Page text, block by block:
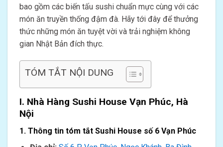
bao gồm các biến tấu sushi chuẩn mực cùng với các
món ăn truyền thống đậm đà. Hãy tới đây để thưởng
thức những món ăn tuyệt vời và trải nghiệm không
gian Nhật Bản đích thực.
TÓM TẮT NỘI DUNG
I. Nhà Hàng Sushi House Vạn Phúc, Hà
Nội
1. Thông tin tóm tắt Sushi House số 6 Vạn Phúc